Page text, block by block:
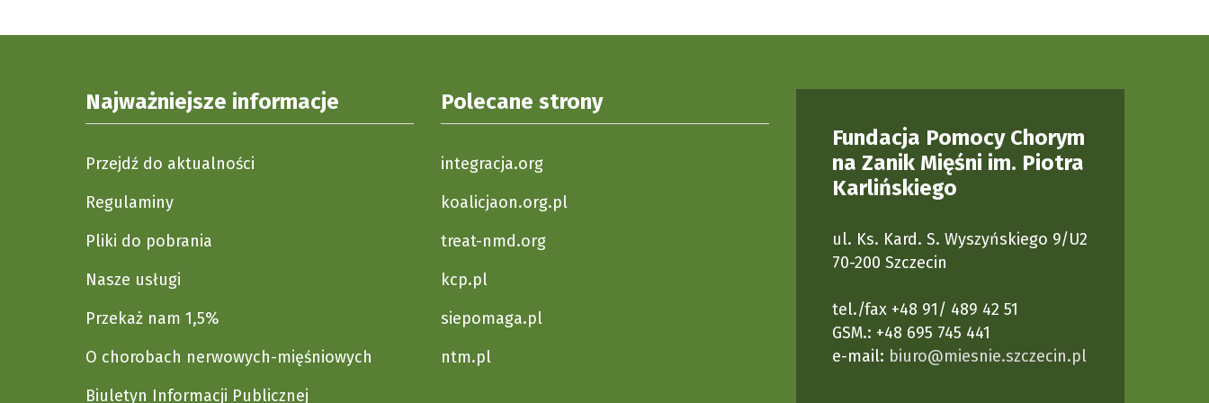
Najważniejsze informacje
Przejdź do aktualności
Regulaminy
Pliki do pobrania
Nasze usługi
Przekaż nam 1,5%
O chorobach nerwowych-mięśniowych
Biuletyn Informacji Publicznej
Polecane strony
integracja.org
koalicjaon.org.pl
treat-nmd.org
kcp.pl
siepomaga.pl
ntm.pl
Fundacja Pomocy Chorym
na Zanik Mięśni im. Piotra
Karlińskiego
ul. Ks. Kard. S. Wyszyńskiego 9/U2
70-200 Szczecin
tel./fax +48 91/ 489 42 51
GSM.: +48 695 745 441
e-mail: biuro@miesnie.szczecin.pl